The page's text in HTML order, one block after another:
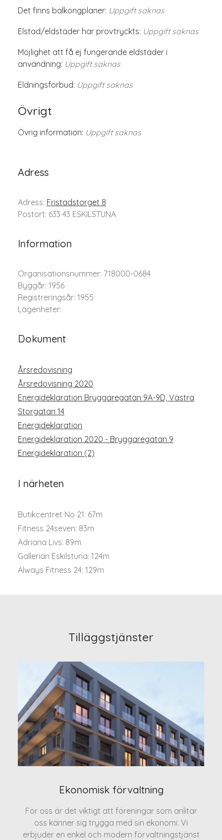
Det finns balkongplaner: Uppgift saknas
Elstad/eldstäder har provtryckts: Uppgift saknas
Möjlighet att få ej fungerande eldstäder i
användning: Uppgift saknas
Eldningsförbud: Uppgift saknas
Övrigt
Övrig information: Uppgift saknas
Adress
Adress: Fristadstorget 8
Postort: 633 43 ESKILSTUNA
Information
Organisationsnummer: 718000-0684
Byggår: 1956
Registreringsår: 1955
Lägenheter:
Dokument
Årsredovisning
Årsredovisning 2020
Energideklaration Bryggaregatan 9A-9D, Västra
Storgatan 14
Energideklaration
Energideklaration 2020 - Bryggaregatan 9
Energideklaration (2)
I närheten
Butikcentret No 21: 67m
Fitness 24seven: 83m
Adriana Livs: 89m
Gallerian Eskilstuna: 124m
Always Fitness 24: 129m
Tilläggstjänster
Ekonomisk förvaltning
För oss är det viktigt att föreningar som anlitar
oss känner sig trygga med sin ekonomi. Vi
erbjuder en enkel och modern förvaltningstjänst